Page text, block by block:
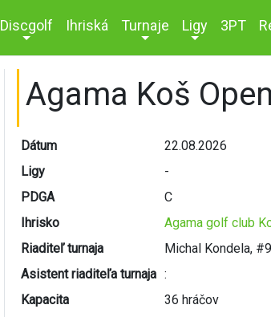
Discgolf Ihriská Turnaje Ligy 3PT
Agama Koš Open
Dátum
22.08.2026
Ligy
-
PDGA
C
Ihrisko
Agama golf club
Riaditeľ turnaja
Michal Kondela,
Asistent riaditeľa turnaja :
Kapacita
36 hráčov